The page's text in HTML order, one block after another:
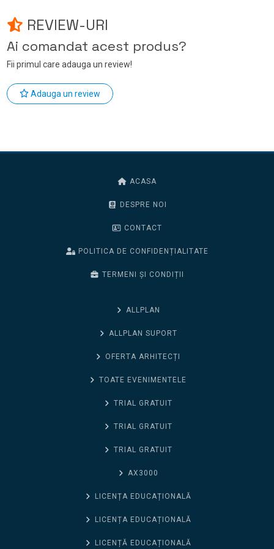
REVIEW-URI
Ai comandat acest produs?
Fii primul care adauga un review!
Adauga un review
ACASA
DESPRE NOI
CONTACT
POLITICA DE CONFIDENȚIALITATE
TERMENI ȘI CONDIȚII
ALLPLAN
ALLPLAN SUPORT
OFERTA ARHITECȚI
TOATE EVENIMENTELE
TRIAL GRATUIT
TRIAL GRATUIT
TRIAL GRATUIT
AX3000
LICENȚA EDUCAȚIONALĂ
LICENȚA EDUCAȚIONALĂ
LICENȚĂ EDUCAȚIONALĂ